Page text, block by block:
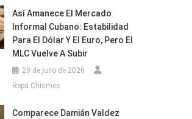
Así Amanece El Mercado
Informal Cubano: Estabilidad
Para El Dólar Y El Euro, Pero El
MLC Vuelve A Subir
29 de julio de 2026
Repa Chismes
Comparece Damián Valdez